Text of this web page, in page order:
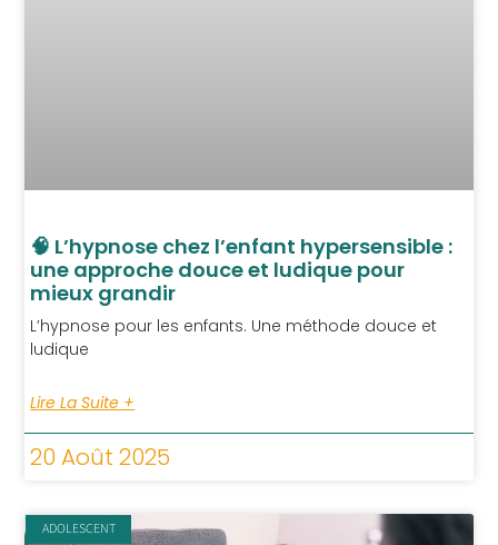
🧠 L’hypnose chez l’enfant hypersensible :
une approche douce et ludique pour
mieux grandir
L’hypnose pour les enfants. Une méthode douce et
ludique
Lire La Suite +
20 Août 2025
ADOLESCENT